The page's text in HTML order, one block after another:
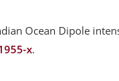
Ocean Dipole
x.